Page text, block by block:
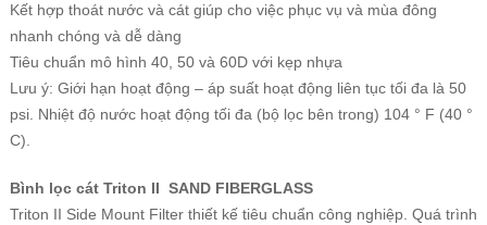
Kết hợp thoát nước và cát giúp cho việc phục vụ và mùa đông
nhanh chóng và dễ dàng
Tiêu chuẩn mô hình 40, 50 và 60D với kẹp nhựa
Lưu ý: Giới hạn hoạt động – áp suất hoạt động liên tục tối đa là 50
psi. Nhiệt độ nước hoạt động tối đa (bộ lọc bên trong) 104 ° F (40 °
C).
Bình lọc cát Triton II SAND FIBERGLASS
Triton II Side Mount Filter thiết kế tiêu chuẩn công nghiệp. Quá trình